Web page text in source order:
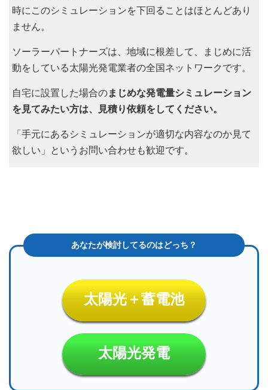
時にこのシミュレーションを下回ることはほとんどあり
ません。
ソーラーパートナーズは、地域に根差して、まじめに活
動をしている太陽光発電業者の全国ネットワークです。
自宅に設置した場合のまじめな発電量シミュレーション
を見てみたい方は、見積り依頼をしてください。
「手元にあるシミュレーションが適切な内容なのか見て
欲しい」というお問い合わせも歓迎です。
太陽光＋蓄電池
太陽光発電